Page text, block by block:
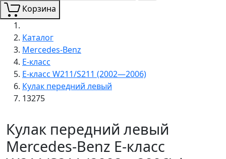
Корзина
Каталог
Mercedes-Benz
E-класс
E-класс W211/S211 (2002—2006)
Кулак передний левый
13275
Кулак передний левый
Mercedes-Benz E-класс